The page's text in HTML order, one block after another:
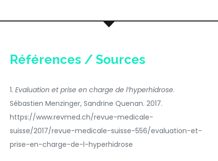
Références / Sources
1. Evaluation et prise en charge de l’hyperhidrose.
Sébastien Menzinger, Sandrine Quenan. 2017.
https://www.revmed.ch/revue-medicale-
suisse/2017/revue-medicale-suisse-556/evaluation-et-
prise-en-charge-de-l-hyperhidrose